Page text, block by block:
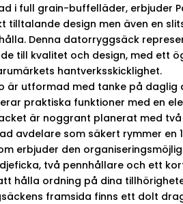
i full grain-buffelläder, erbjuder
tilltalande design men även en
Denna datorryggsäck
till kvalitet och design, med ett
hantverksskicklighet.
är utformad med tanke på daglig
praktiska funktioner med en
är noggrant planerat med två
avdelare som säkert rymmer en
erbjuder den
två pennhållare och ett
hålla ordning på dina
framsida finns ett dolt